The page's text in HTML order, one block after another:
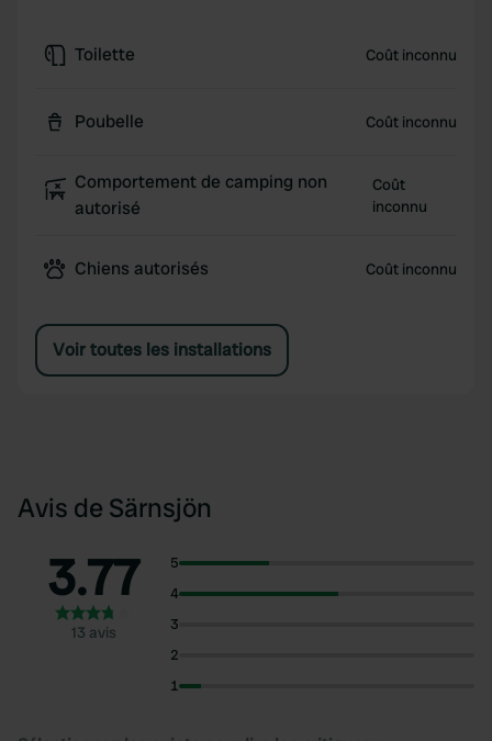
Toilette Coût inconnu
Poubelle Coût inconnu
Comportement de camping non
autorisé
Coût
inconnu
Chiens autorisés Coût inconnu
Voir toutes les installations
Avis de Särnsjön
3.77
13 avis
5
4
3
2
1